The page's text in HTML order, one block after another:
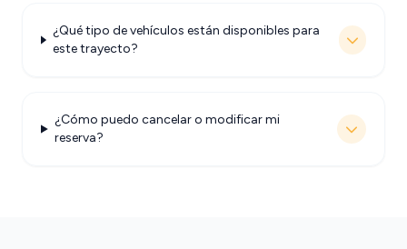
¿Qué tipo de vehículos están disponibles para
este trayecto?
¿Cómo puedo cancelar o modificar mi
reserva?